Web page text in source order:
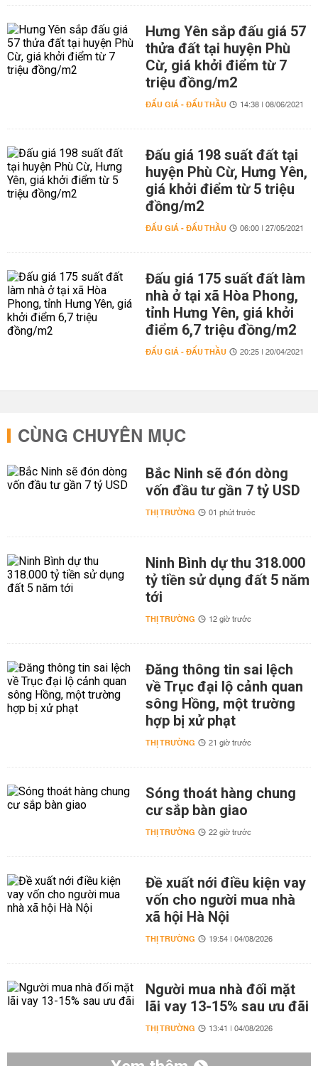
Hưng Yên sắp đấu giá 57
thửa đất tại huyện Phù
Cừ, giá khởi điểm từ 7
triệu đồng/m2
ĐẤU GIÁ - ĐẤU THẦU 14:38 | 08/06/2021
Đấu giá 198 suất đất tại
huyện Phù Cừ, Hưng Yên,
giá khởi điểm từ 5 triệu
đồng/m2
ĐẤU GIÁ - ĐẤU THẦU 06:00 | 27/05/2021
Đấu giá 175 suất đất làm
nhà ở tại xã Hòa Phong,
tỉnh Hưng Yên, giá khởi
điểm 6,7 triệu đồng/m2
ĐẤU GIÁ - ĐẤU THẦU 20:25 | 20/04/2021
CÙNG CHUYÊN MỤC
Bắc Ninh sẽ đón dòng
vốn đầu tư gần 7 tỷ USD
THỊ TRƯỜNG 01 phút trước
Ninh Bình dự thu 318.000
tỷ tiền sử dụng đất 5 năm
tới
THỊ TRƯỜNG 12 giờ trước
Đăng thông tin sai lệch
về Trục đại lộ cảnh quan
sông Hồng, một trường
hợp bị xử phạt
THỊ TRƯỜNG 21 giờ trước
Sóng thoát hàng chung
cư sắp bàn giao
THỊ TRƯỜNG 22 giờ trước
Đề xuất nới điều kiện vay
vốn cho người mua nhà
xã hội Hà Nội
THỊ TRƯỜNG 19:54 | 04/08/2026
Người mua nhà đối mặt
lãi vay 13-15% sau ưu đãi
THỊ TRƯỜNG 13:41 | 04/08/2026